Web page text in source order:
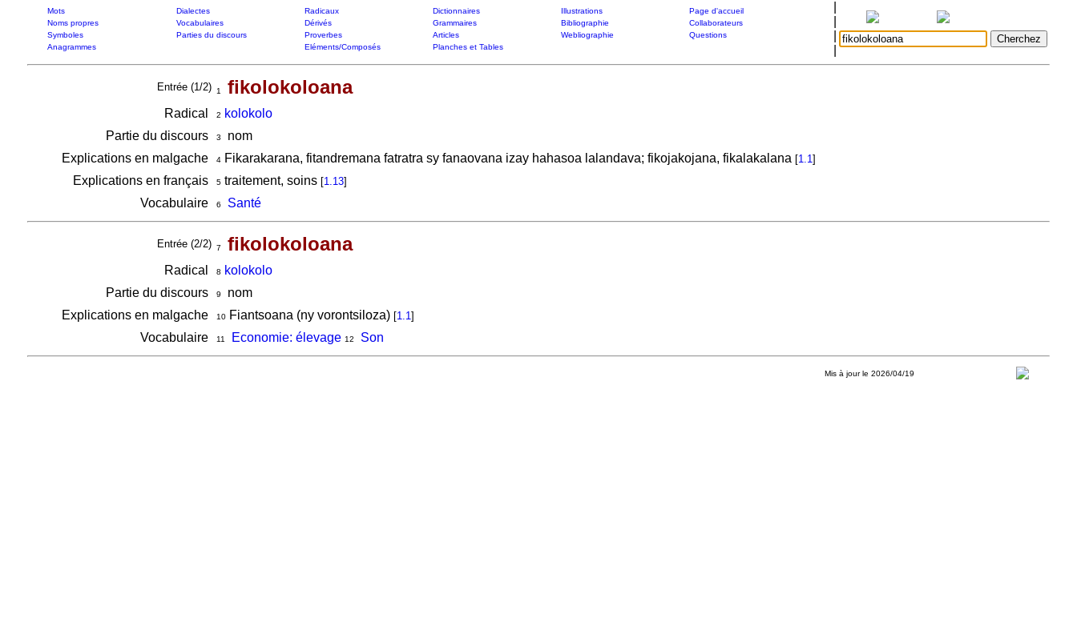
Mots Dialectes Radicaux Dictionnaires Illustrations
Page d'accueil
Noms propres
Vocabulaires Dérivés Grammaires Bibliographie
Collaborateurs
Symboles
Parties du discours Proverbes Articles Webliographie
Questions
Anagrammes
Eléments/Composés Planches et Tables
Entrée (1/2) 1 fikolokoloana
Radical 2
kolokolo
Partie du discours
3
nom
Explications en malgache
4Fikarakarana, fitandremana fatratra sy fanaovana izay hahasoa lalandava; fikojakojana, fikalakalana [1.1]
Explications en français 5traitement, soins [1.13]
Vocabulaire 6 Santé
Entrée (2/2) 7 fikolokoloana
Radical 8
kolokolo
Partie du discours
9
nom
Explications en malgache
10Fiantsoana (ny vorontsiloza) [1.1]
Vocabulaire 11 Economie: élevage 12 Son
Mis à jour le 2026/04/19